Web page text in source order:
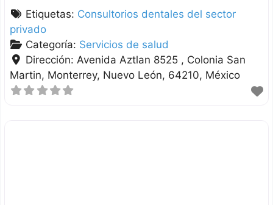
Etiquetas: Consultorios dentales del sector
privado
Categoría: Servicios de salud
Dirección: Avenida Aztlan 8525 , Colonia San
Martin Monterrey Nuevo León 64210 México